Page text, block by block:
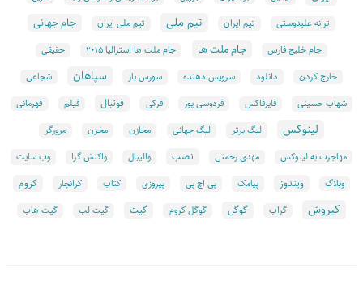
ترانه علیدوستی
تیم ایران تیم ملی تیم ملی ایران جام جهانی
جام خلیج فارس جام ملت ها جام ملت ها استرالیا ۲۰۱۵
حقیقی
خارج کردن
دانلود سرویس دهنده سورس باز سپاهان شجاعی
شهاب حسینی فایرفاکس فردوسی پور فرکی فوتبال فیلم قهرمانی
لینوکس لیگ برتر لیگ جهانی مخازن مخزن
مرورگر
مهاجرت به لینوکس
مهدی رحمتی نصب والیبال واکنش گرا وب سایت
وبلاگ ویندوز پیامک پی اچ پی پیروزی کتاب کرانچار کروم
کیروش گراب گوگل گوگل کروم گیت گیت لب گیت هاب